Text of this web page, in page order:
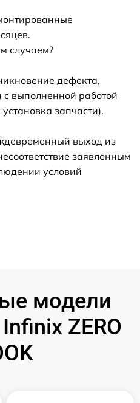
случаем?
дефекта,
выполненной работой
запчасти).
выход из
заявленным
условий
модели
ZERO